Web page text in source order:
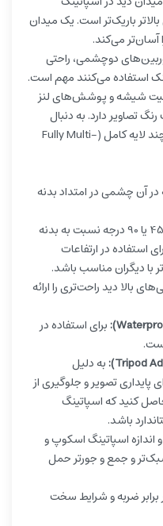
باریک‌تر است. یک میدان
آسان‌تر می‌کند.
دوچشمی، راحتی
استفاده می‌کنند مهم است.
شیشه و پوشش‌های لنز
تصاویر دارد. به دنبال
لنزهای با کیفیت بالا و پوشش‌های چند لایه کامل (Fully Multi-
آن چشمی در امتداد بدنه
چشمی با زاویه 45 یا 90 درجه نسبت به بدنه
استفاده در ارتفاعات
با دیگران مناسب باشد.
بالا دید راحت‌تری را ارائه
برای استفاده در
به دلیل
پایداری تصویر و جلوگیری از
کنید که اسپاتینگ
باشد.
اسپاتینگ اسکوپ و
و جمع و جورتر حمل
برابر ضربه و شرایط سخت